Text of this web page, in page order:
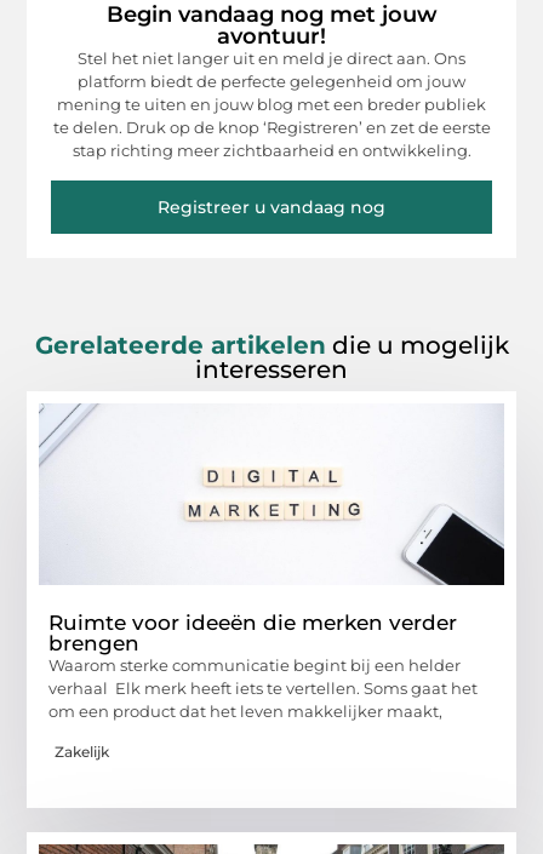
Begin vandaag nog met jouw
avontuur!
Stel het niet langer uit en meld je direct aan. Ons
platform biedt de perfecte gelegenheid om jouw
mening te uiten en jouw blog met een breder publiek
te delen. Druk op de knop ‘Registreren’ en zet de eerste
stap richting meer zichtbaarheid en ontwikkeling.
Registreer u vandaag nog
Gerelateerde artikelen die u mogelijk
interesseren
Ruimte voor ideeën die merken verder
brengen
Waarom sterke communicatie begint bij een helder
verhaal Elk merk heeft iets te vertellen. Soms gaat het
om een product dat het leven makkelijker maakt,
Zakelijk